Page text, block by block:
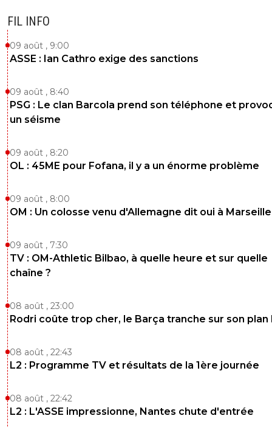
FIL INFO
09 août , 9:00
ASSE : Ian Cathro exige des sanctions
09 août , 8:40
PSG : Le clan Barcola prend son téléphone et
un séisme
09 août , 8:20
OL : 45ME pour Fofana, il y a un énorme problème
09 août , 8:00
OM : Un colosse venu d'Allemagne dit oui à Marseille
09 août , 7:30
TV : OM-Athletic Bilbao, à quelle heure et sur quelle
chaîne ?
08 août , 23:00
Rodri coûte trop cher, le Barça tranche sur son plan
08 août , 22:43
L2 : Programme TV et résultats de la 1ère journée
08 août , 22:42
L2 : L'ASSE impressionne, Nantes chute d'entrée